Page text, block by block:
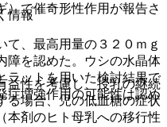
情報
て、最高用量の３２０ｍｇ
障を認めた。ウシの水晶体
ットを用いた検討結果で
症増強作用の可能性は認め
）で催奇形性作用が報告さ
益性を考慮し、授乳の継続
る場合、児の低血糖の症状
本剤のヒト母乳への移行性